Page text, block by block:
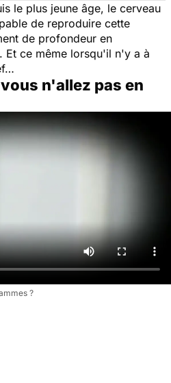
le plus jeune âge, le cerveau
de reproduire cette
de profondeur en
Et ce même lorsqu'il n'y a à
n'allez pas en
?